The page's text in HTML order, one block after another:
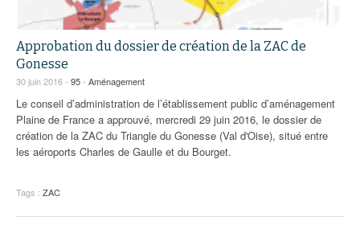
Approbation du dossier de création de la ZAC de
Gonesse
30 juin 2016 - 95- Aménagement
Le conseil d’administration de l’établissement public d’aménagement
Plaine de France a approuvé, mercredi 29 juin 2016, le dossier de
création de la ZAC du Triangle du Gonesse (Val d'Oise), situé entre
les aéroports Charles de Gaulle et du Bourget.
Tags : ZAC